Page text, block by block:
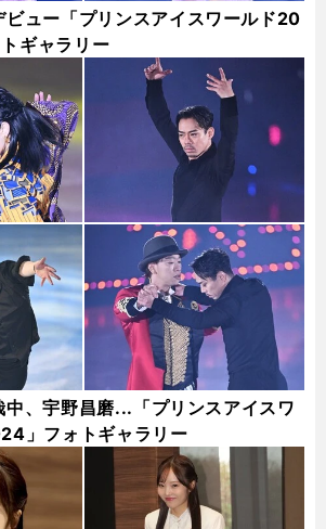
ビュー「プリンスアイスワールド20
ギャラリー
中、宇野昌磨...「プリンスアイスワ
」フォトギャラリー